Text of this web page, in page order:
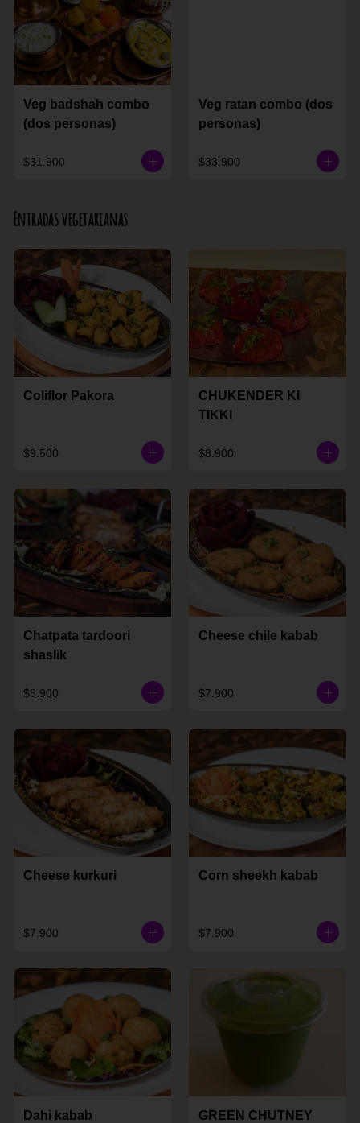
Veg badshah combo
(dos personas)
$31.900
Veg ratan combo (dos
personas)
$33.900
Entradas vegetarianas
Coliflor Pakora
$9.500
CHUKENDER KI
TIKKI
$8.900
Chatpata tardoori
shaslik
$8.900
Cheese chile kabab
$7.900
Cheese kurkuri
$7.900
Corn sheekh kabab
$7.900
Dahi kabab GREEN CHUTNEY